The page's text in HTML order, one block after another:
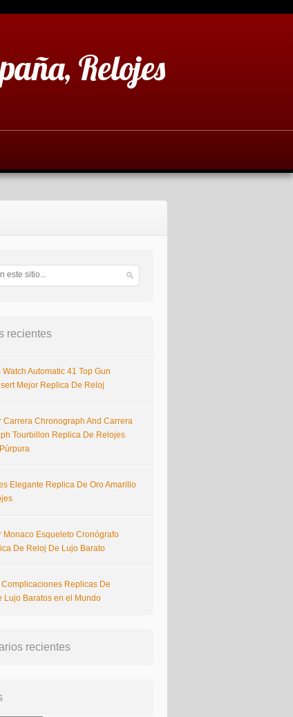
Relojes
recientes
Watch Automatic 41 Top Gun
Mejor Replica De Reloj
Carrera Chronograph And Carrera
Tourbillon Replica De Relojes
Elegante Replica De Oro Amarillo
Monaco Esqueleto Cronógrafo
De Reloj De Lujo Barato
Replicas De
Lujo Baratos en el Mundo
recientes